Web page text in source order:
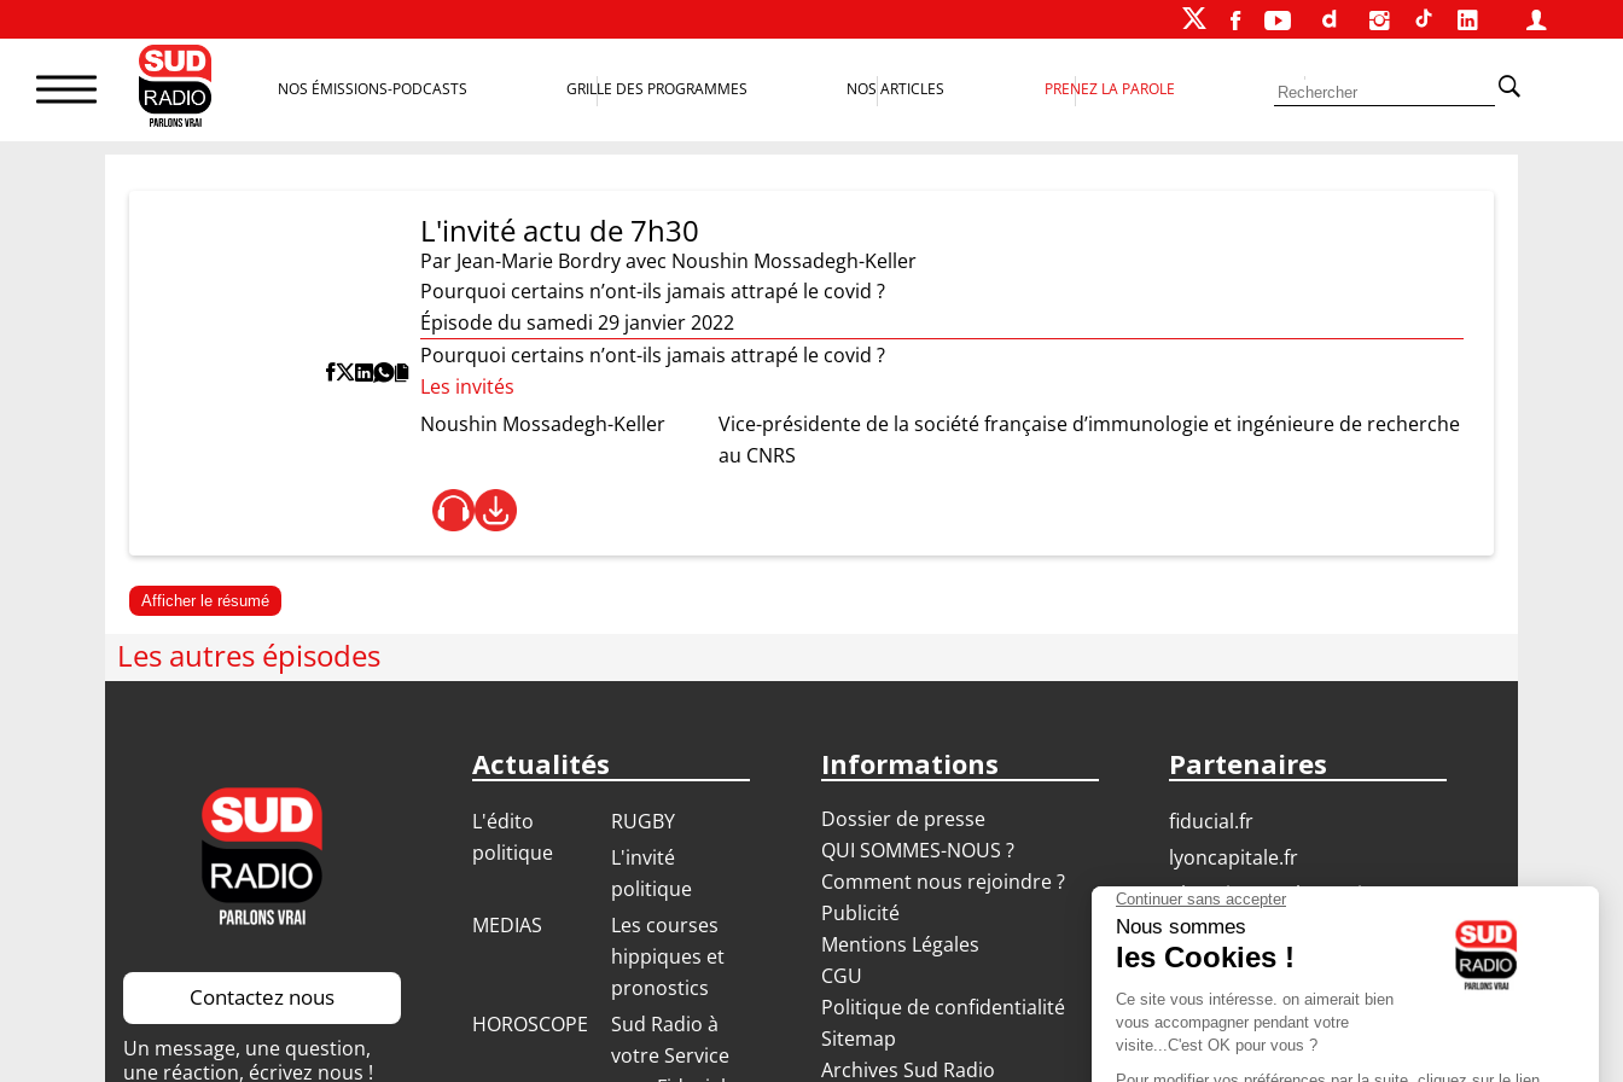
NOS ÉMISSIONS-PODCASTS GRILLE DES PROGRAMMES NOS ARTICLES PRENEZ LA PAROLE
L'invité actu de 7h30
Par Jean-Marie Bordryavec Noushin Mossadegh-Keller
Pourquoi certains n’ont-ils jamais attrapé le covid ?
Épisode du samedi 29 janvier 2022
Pourquoi certains n’ont-ils jamais attrapé le covid ?
Les invités
Noushin Mossadegh-Keller
Vice-présidente de la société française d’immunologie et ingénieure de recherche
au CNRS
Afficher le résumé
Les autres épisodes
Contactez nous
Un message, une question,
une réaction, écrivez nous !
Actualités
L'édito
politique
RUGBY
L'invité
politique
MEDIAS
Les courses
hippiques et
pronostics
HOROSCOPE
Sud Radio à
votre Service
Informations
Dossier de presse
QUI SOMMES-NOUS ?
Comment nous rejoindre ?
Publicité
Mentions Légales
CGU
Politique de confidentialité
Sitemap
Archives Sud Radio
Partenaires
fiducial.fr
lyoncapitale.fr
olympique-et-lyonnais.com
L'application Iphone
/ Android
Téléchargez l'application